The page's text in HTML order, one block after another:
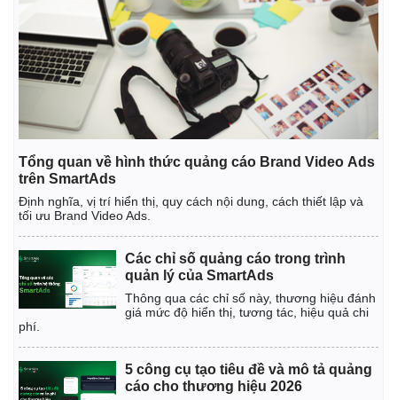
Tổng quan về hình thức quảng cáo Brand Video Ads
trên SmartAds
Định nghĩa, vị trí hiển thị, quy cách nội dung, cách thiết lập và
tối ưu Brand Video Ads.
Các chỉ số quảng cáo trong trình
quản lý của SmartAds
Thông qua các chỉ số này, thương hiệu đánh
giá mức độ hiển thị, tương tác, hiệu quả chi
phí.
5 công cụ tạo tiêu đề và mô tả quảng
cáo cho thương hiệu 2026